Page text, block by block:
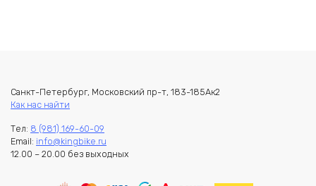
Санкт-Петербург, Московский пр-т, 183-185Ак2
Как нас найти
Тел: 8 (981) 169-60-09
Email: info@kingbike.ru
12.00 – 20.00 без выходных